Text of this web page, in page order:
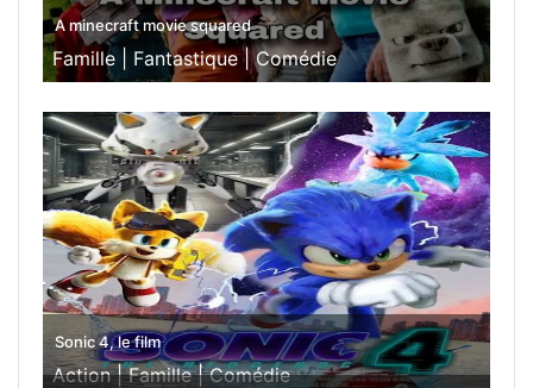
A minecraft movie squared
Famille | Fantastique |Comédie
Sonic 4, le film
Action |Famille |Comédie